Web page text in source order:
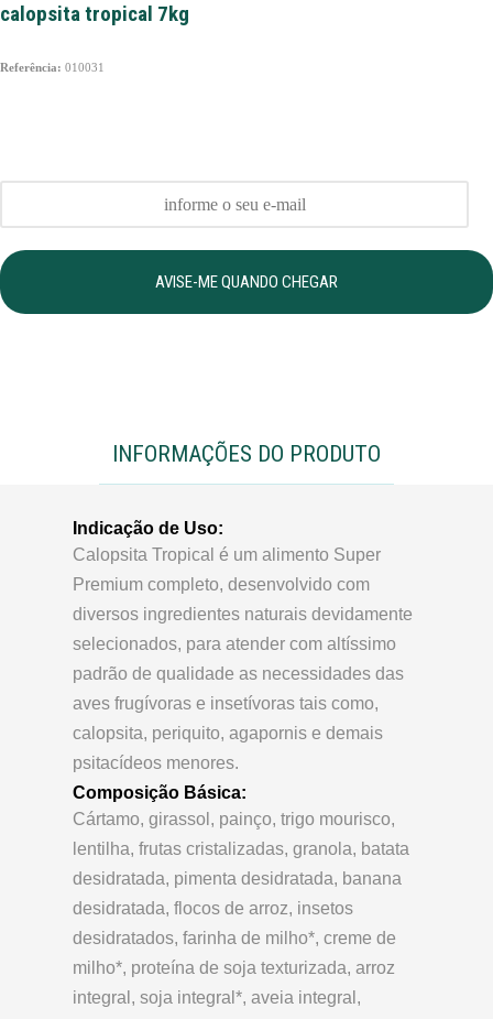
calopsita tropical 7kg
Referência: 010031
AVISE-ME QUANDO CHEGAR
INFORMAÇÕES DO PRODUTO
Indicação de Uso:
Calopsita Tropical é um alimento Super
Premium completo, desenvolvido com
diversos ingredientes naturais devidamente
selecionados, para atender com altíssimo
padrão de qualidade as necessidades das
aves frugívoras e insetívoras tais como,
calopsita, periquito, agapornis e demais
psitacídeos menores.
Composição Básica:
Cártamo, girassol, painço, trigo mourisco,
lentilha, frutas cristalizadas, granola, batata
desidratada, pimenta desidratada, banana
desidratada, flocos de arroz, insetos
desidratados, farinha de milho*, creme de
milho*, proteína de soja texturizada, arroz
integral, soja integral*, aveia integral,